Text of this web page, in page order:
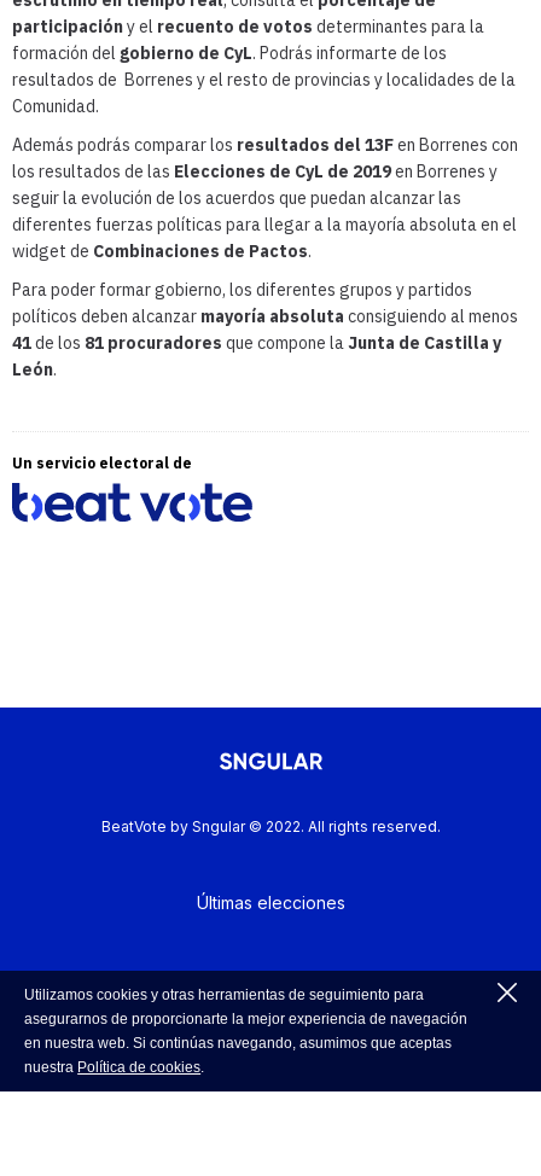
participacióny el recuento de votos determinantes para la
formación del gobierno de CyL. Podrás informarte de los
resultados de Borrenes y el resto de provincias y localidades de la
Comunidad.
Además podrás comparar los resultados del 13Fen Borrenes con
los resultados de las Elecciones de CyL de 2019en Borrenes y
seguir la evolución de los acuerdos que puedan alcanzar las
diferentes fuerzas políticas para llegar a la mayoría absoluta en el
widget de Combinaciones de Pactos.
Para poder formar gobierno, los diferentes grupos y partidos
políticos deben alcanzar mayoría absoluta consiguiendo al menos
41de los 81 procuradores que compone la Junta de Castilla y
León.
Un servicio electoral de
BeatVote by Sngular © 2022. All rights reserved.
Últimas elecciones
Política de Cookies
Utilizamos cookies y otras herramientas de seguimiento para
asegurarnos de proporcionarte la mejor experiencia de navegación
en nuestra web. Si continúas navegando, asumimos que aceptas
nuestra Política de cookies.